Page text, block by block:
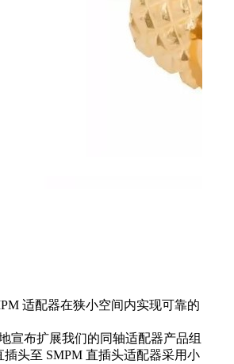
适配器在狭小空间内实现可靠的
宣布扩展我们的同轴适配器产品组
插头至 SMPM 直插头适配器采用小